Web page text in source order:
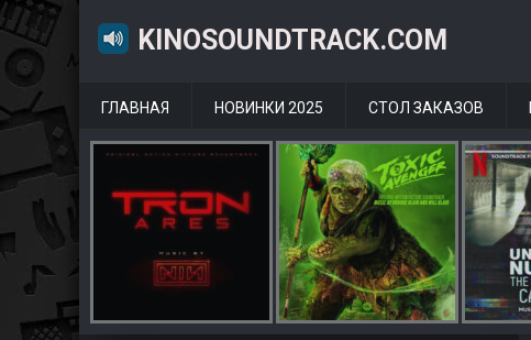
KINOSOUNDTRACK.COM
ГЛАВНАЯ НОВИНКИ 2025 СТОЛ ЗАКАЗОВ